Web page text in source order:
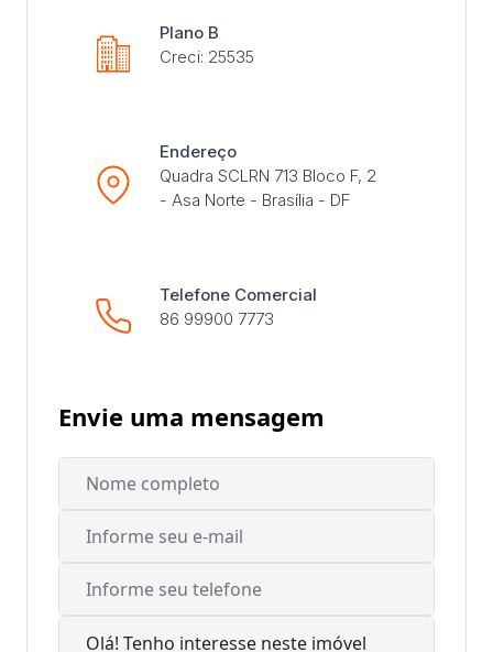
Plano B
Creci: 25535
Endereço
Quadra SCLRN 713 Bloco F, 2
- Asa Norte - Brasília - DF
Telefone Comercial
86 99900 7773
Envie uma mensagem